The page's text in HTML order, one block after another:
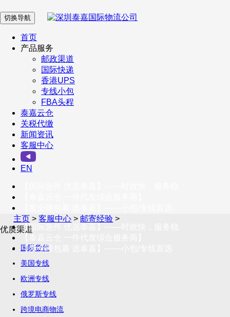
在 线 客 服
企业微信
订阅号
客户服务热线
400-098-5699
联系我们
切换导航
首页
产品服务
邮政渠道
国际快递
香港UPS
专线小包
FBA头程
泰嘉云仓
关税代缴
新闻资讯
客服中心
EN
【国际急件 优选泰嘉】——时效快，服务稳
【发全球包裹 选泰嘉】——小包/专线首选
主页 >客服中心 > 邮寄经验 >
优质渠道
国际货代
美国专线
欧洲专线
俄罗斯专线
跨境电商物流